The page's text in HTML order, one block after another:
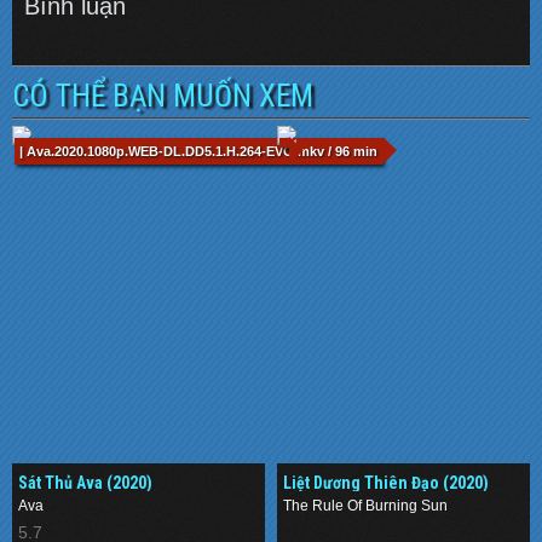
Bình luận
CÓ THỂ BẠN MUỐN XEM
| Ava.2020.1080p.WEB-DL.DD5.1.H.264-EVO.mkv / 96 min
Sát Thủ Ava (2020)
Ava
5.7
Liệt Dương Thiên Đạo (2020)
The Rule Of Burning Sun